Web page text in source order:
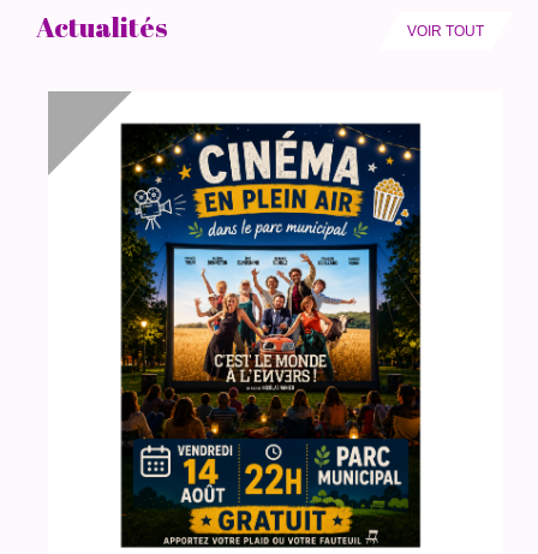
Actualités VOIR TOUT